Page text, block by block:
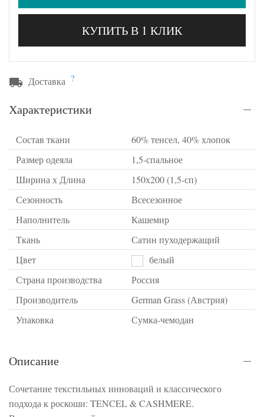
КУПИТЬ В 1 КЛИК
Доставка ?
Характеристики
Состав ткани
60% тенсел, 40% хлопок
Размер одеяла
1,5-спальное
Ширина х Длина
150х200 (1,5-сп)
Сезонность
Всесезонное
Наполнитель
Кашемир
Ткань
Сатин пуходержащий
Цвет
белый
Страна производства
Россия
Производитель
German Grass (Австрия)
Упаковка
Сумка-чемодан
Описание
Сочетание текстильных инноваций и классического
подхода к роскоши: TENCEL & CASHMERE.